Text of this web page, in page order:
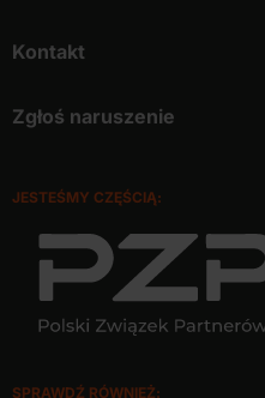
Kontakt
Zgłoś naruszenie
JESTEŚMY CZĘŚCIĄ:
SPRAWDŹ RÓWNIEŻ: